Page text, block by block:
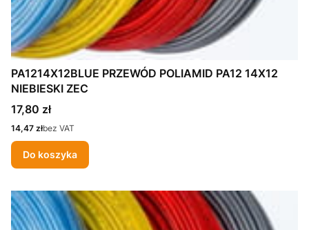
PA1214X12BLUE PRZEWÓD POLIAMID PA12 14X12
NIEBIESKI ZEC
Cena
17,80 zł
Cena
14,47 złbez VAT
Do koszyka